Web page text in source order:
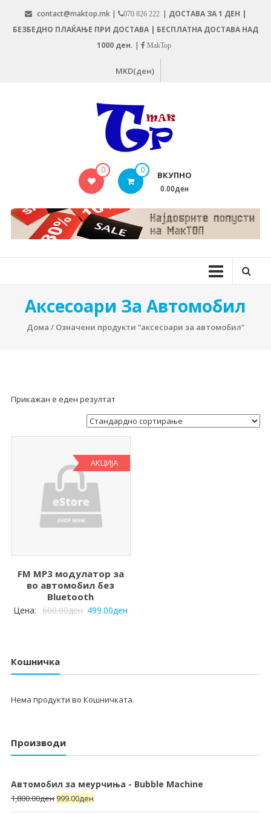
content
contact@maktop.mk | 070 826 222 | ДОСТАВА ЗА 1 ДЕН |
БЕЗБЕДНО ПЛАЌАЊЕ ПРИ ДОСТАВА | БЕСПЛАТНА ДОСТАВА НАД
1000 ден. | MakTop
MKD(ден)
MAKTOP.MK
0 0 ВКУПНО
0.00ден
Аксесоари За Автомобил
Дома / Означени продукти “аксесоари за автомобил”
Прикажан е еден резултат
АКЦИЈА
FM MP3 модулатор за
во автомобил без
Bluetooth
Цена: 600.00ден 499.00ден
Кошничка
Нема продукти во Кошничката.
Производи
Автомобил за меурчиња - Bubble Machine
1,800.00ден 999.00ден